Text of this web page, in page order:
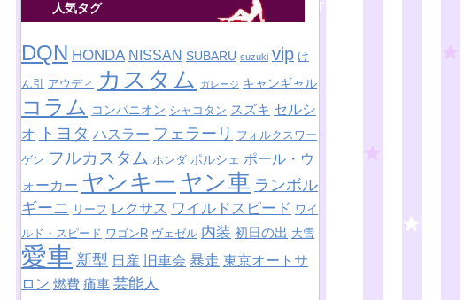
人気タグ
DQN HONDA NISSAN SUBARU suzuki vip け
ん引 アウディ カスタム ガレージ キャンギャル
コラム コンパニオン シャコタン スズキ セルシ
オ
トヨタ ハスラー フェラーリ
フォルクスワー
ゲン フルカスタム ホンダ ポルシェ ポール・ウ
ォーカー ヤンキー ヤン車 ランボル
ギーニ
リーフ レクサス ワイルドスピード ワイ
ルド・スピード ワゴンR ヴェゼル 内装 初日の出 大雪
愛車 新型 日産 旧車会 暴走 東京オートサ
ロン 燃費 痛車 芸能人